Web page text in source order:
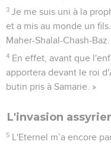
3 Je me suis uni à la
et a mis au monde un
Maher-Shalal-Chash-Baz.
4 En effet, avant que
apportera devant le roi
butin pris à Samarie. »
L'invasion
5 L'Eternel m’a encore